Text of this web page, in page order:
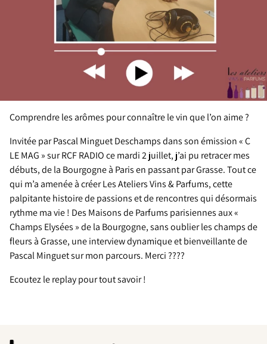
Comprendre les arômes pour connaître le vin que l’on aime ?
Invitée par Pascal Minguet Deschamps dans son émission « C
LE MAG » sur RCF RADIO ce mardi 2 juillet, j’ai pu retracer mes
débuts, de la Bourgogne à Paris en passant par Grasse. Tout ce
qui m’a amenée à créer Les Ateliers Vins & Parfums, cette
palpitante histoire de passions et de rencontres qui désormais
rythme ma vie ! Des Maisons de Parfums parisiennes aux «
Champs Elysées » de la Bourgogne, sans oublier les champs de
fleurs à Grasse, une interview dynamique et bienveillante de
Pascal Minguet sur mon parcours. Merci ????
Ecoutez le replay pour tout savoir !